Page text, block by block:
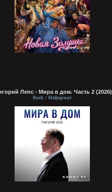
Лепс - Мира в дом. Часть 2 (2026)
Rock / Неформат